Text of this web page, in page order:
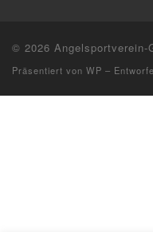
© 2026 Angelsportverein-
Präsentiert von WP –